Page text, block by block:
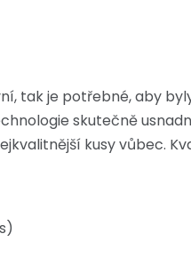
tak je potřebné, aby
skutečně
kusy vůbec.